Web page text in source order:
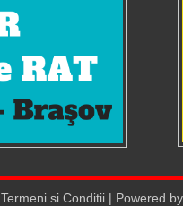
Termeni si Conditii | Powered